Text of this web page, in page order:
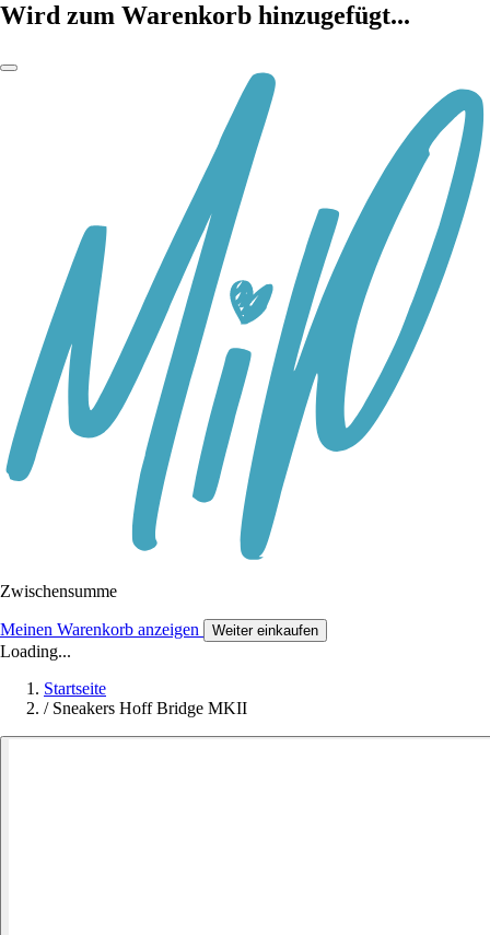
Wird zum Warenkorb hinzugefügt...
Zwischensumme
Meinen Warenkorb anzeigen Weiter einkaufen
Loading...
Startseite
/ Sneakers Hoff Bridge MKII